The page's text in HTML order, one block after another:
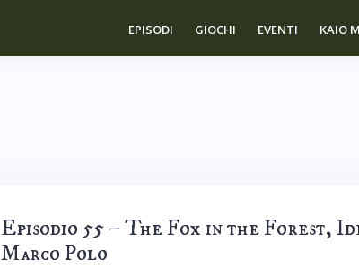
EPISODI GIOCHI EVENTI KAIO
Episodio 55 – The Fox in the Forest,
Marco Polo